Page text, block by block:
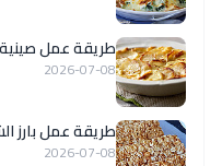
طريقة عمل صينية
2026-07-08
طريقة عمل بارز
2026-07-08